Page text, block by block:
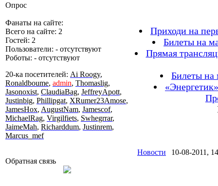
Опрос
Фанаты на сайте:
Всего на сайте: 2
Гостей: 2
Пользователи: - отсутствуют
Роботы: - отсутствуют
20-ка посетителей: Ai Roogy,
Ronaldboume, admin, Thomaslig,
Jasonoxist, ClaudiaBag, JeffreyApott,
Justinbig, Phillipgat, XRumer23Amose,
JamesHox, AugustNam, Jamescof,
MichaelRag, Virgilfiets, Swhegrrar,
JaimeMah, Richarddum, Justinrem,
Marcus_mef
Обратная связь
Приходи на
Билеты на
Прямая
Билеты на
Новости 10-08-2011,